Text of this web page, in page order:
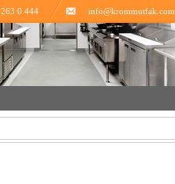
0 444 info@krommutfak.com